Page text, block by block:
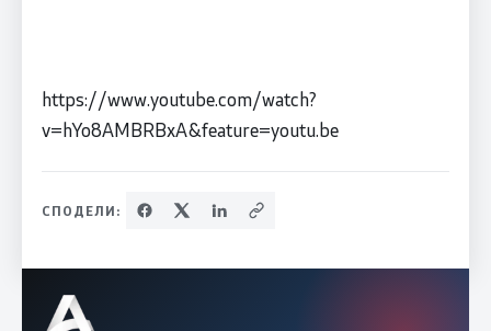
https://www.youtube.com/watch?
v=hYo8AMBRBxA&feature=youtu.be
СПОДЕЛИ: